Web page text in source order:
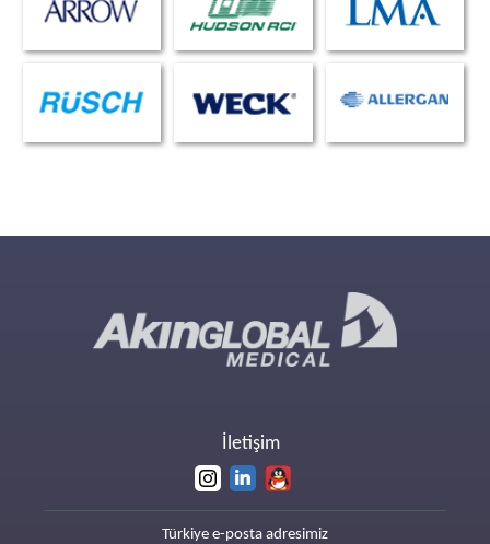
İletişim
Türkiye e-posta adresimiz